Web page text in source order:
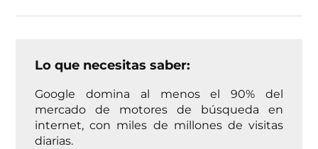
Lo que necesitas saber:
Google domina al menos el 90% del
mercado de motores de búsqueda en
internet, con miles de millones de visitas
diarias.